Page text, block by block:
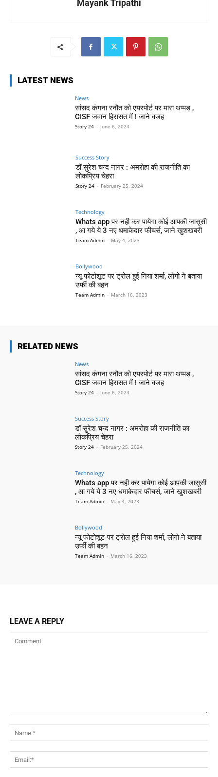
Mayank Tripathi
LATEST NEWS
News
सांसद कंगना रनौत को एयरपोर्ट पर मारा थप्पड़ ,
CISF जवान हिरासत में ! जाने वजह
Story 24 - June 6, 2024
Success Story
डॉ सुरेश चन्द नागर : अमरोहा की राजनीति का
लोकप्रिय चेहरा
Story 24 - February 25, 2024
Technology
Whats app पर नही कर पायेगा कोई आपकी जासूसी
, आ गये ये 3 नए धमाकेदार फीचर्स, जाने खुशखबरी
Team Admin - May 4, 2023
Bollywood
न्यू फोटोशूट पर ट्रोल हुई निया शर्मा, लोगो ने बताया
उर्फी की बहन
Team Admin - March 16, 2023
RELATED NEWS
News
सांसद कंगना रनौत को एयरपोर्ट पर मारा थप्पड़ ,
CISF जवान हिरासत में ! जाने वजह
Story 24 - June 6, 2024
Success Story
डॉ सुरेश चन्द नागर : अमरोहा की राजनीति का
लोकप्रिय चेहरा
Story 24 - February 25, 2024
Technology
Whats app पर नही कर पायेगा कोई आपकी जासूसी
, आ गये ये 3 नए धमाकेदार फीचर्स, जाने खुशखबरी
Team Admin - May 4, 2023
Bollywood
न्यू फोटोशूट पर ट्रोल हुई निया शर्मा, लोगो ने बताया
उर्फी की बहन
Team Admin - March 16, 2023
LEAVE A REPLY